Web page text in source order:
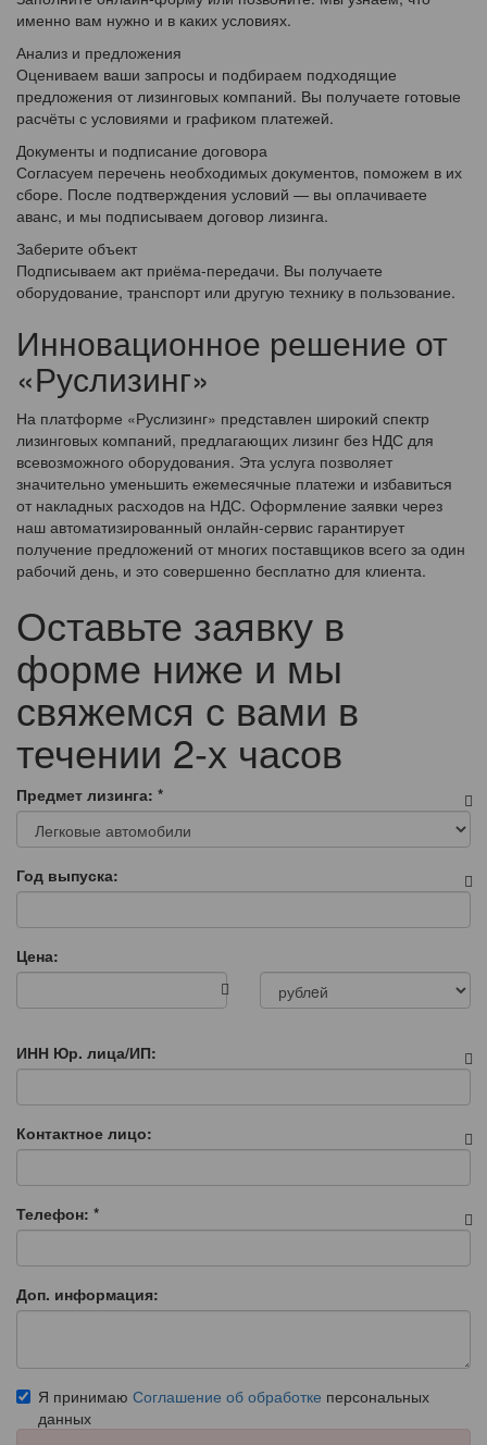
именно вам нужно и в каких условиях.
Анализ и предложения
Оцениваем ваши запросы и подбираем подходящие
предложения от лизинговых компаний. Вы получаете готовые
расчёты с условиями и графиком платежей.
Документы и подписание договора
Согласуем перечень необходимых документов, поможем в их
сборе. После подтверждения условий — вы оплачиваете
аванс, и мы подписываем договор лизинга.
Заберите объект
Подписываем акт приёма-передачи. Вы получаете
оборудование, транспорт или другую технику в пользование.
Инновационное решение от
«Руслизинг»
На платформе «Руслизинг» представлен широкий спектр
лизинговых компаний, предлагающих лизинг без НДС для
всевозможного оборудования. Эта услуга позволяет
значительно уменьшить ежемесячные платежи и избавиться
от накладных расходов на НДС. Оформление заявки через
наш автоматизированный онлайн-сервис гарантирует
получение предложений от многих поставщиков всего за один
рабочий день, и это совершенно бесплатно для клиента.
Оставьте заявку в
форме ниже и мы
свяжемся с вами в
течении 2-х часов
Предмет лизинга: *
Год выпуска:
Цена:
ИНН Юр. лица/ИП:
Контактное лицо:
Телефон: *
Доп. информация:
Я принимаю Соглашение об обработке персональных
данных